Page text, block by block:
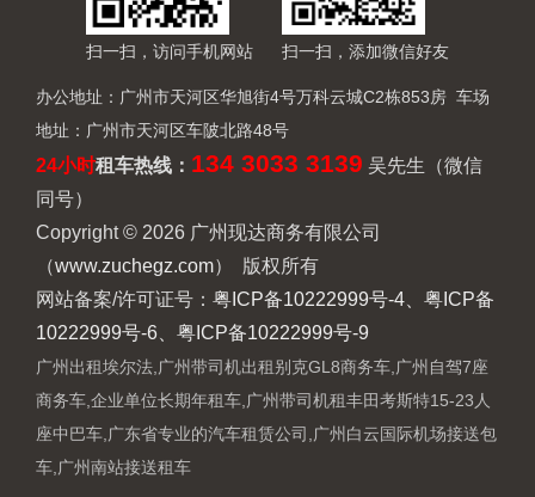
扫一扫，访问手机网站 扫一扫，添加微信好友
办公地址：广州市天河区华旭街4号万科云城C2栋853房 车场
地址：广州市天河区车陂北路48号
24小时租车热线 ： 134 3033 3139 吴先生（微信
同号）
Copyright © 2026 广州现达商务有限公司
（www.zuchegz.com） 版权所有
网站备案/许可证号： 粤ICP备10222999号-4、粤ICP备
10222999号-6、粤ICP备10222999号-9
广州出租埃尔法 广州带司机出租别克GL8商务车 广州自驾7座
商务车 企业单位长期年租车 广州带司机租丰田考斯特15-23人
座中巴车 广东省专业的汽车租赁公司 广州白云国际机场接送包
车 广州南站接送租车